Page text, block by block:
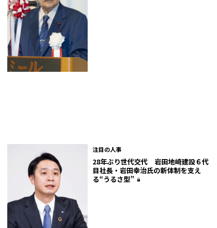
注目の人事
28年ぶり世代交代 岩田地崎建設６代
目社長・岩田幸治氏の新体制を支え
る“うるさ型”